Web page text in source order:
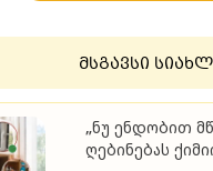
მსგავსი
„ნუ ენდობით
ღებინებას